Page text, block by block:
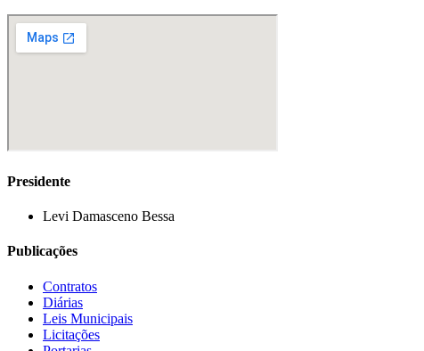
Presidente
Levi Damasceno Bessa
Publicações
Contratos
Diárias
Leis Municipais
Licitações